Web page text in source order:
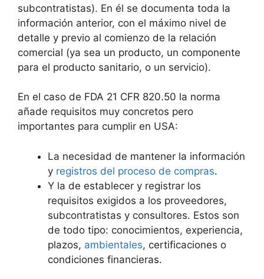
subcontratistas). En él se documenta toda la
información anterior, con el máximo nivel de
detalle y previo al comienzo de la relación
comercial (ya sea un producto, un componente
para el producto sanitario, o un servicio).
En el caso de FDA 21 CFR 820.50 la norma
añade requisitos muy concretos pero
importantes para cumplir en USA:
La necesidad de mantener la información
y registros del proceso de compras.
Y la de establecer y registrar los
requisitos exigidos a los proveedores,
subcontratistas y consultores. Estos son
de todo tipo: conocimientos, experiencia,
plazos, ambientales, certificaciones o
condiciones financieras.